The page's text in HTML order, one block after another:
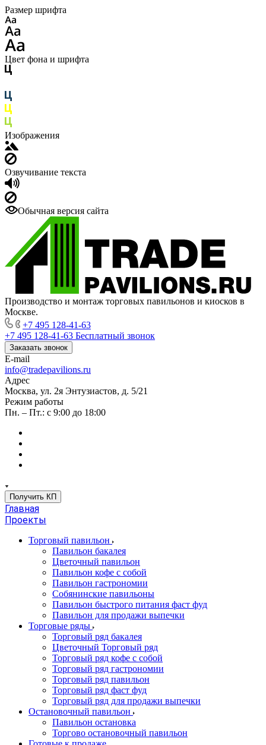
Размер шрифта
Цвет фона и шрифта
Изображения
Озвучивание текста
Обычная версия сайта
Производство и монтаж торговых павильонов и киосков в
Москве.
+7 495 128-41-63
+7 495 128-41-63 Бесплатный звонок
Заказать звонок
E-mail
info@tradepavilions.ru
Адрес
Москва, ул. 2я Энтузиастов, д. 5/21
Режим работы
Пн. – Пт.: с 9:00 до 18:00
Получить КП
Главная
Проекты
Торговый павильон
Павильон бакалея
Цветочный павильон
Павильон кофе с собой
Павильон гастрономии
Собянинские павильоны
Павильон быстрого питания фаст фуд
Павильон для продажи выпечки
Торговые ряды
Торговый ряд бакалея
Цветочный Торговый ряд
Торговый ряд кофе с собой
Торговый ряд гастрономии
Торговый ряд павильон
Торговый ряд фаст фуд
Торговый ряд для продажи выпечки
Остановочный павильон
Павильон остановка
Торгово остановочный павильон